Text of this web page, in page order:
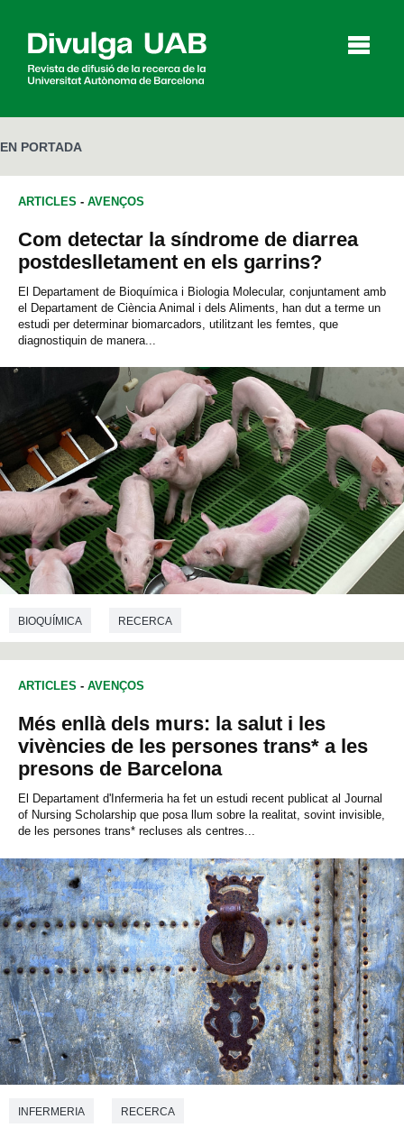
English
CERCAR
EN PORTADA
ARTICLES - AVENÇOS
Com detectar la síndrome de diarrea
postdeslletament en els garrins?
El Departament de Bioquímica i Biologia Molecular, conjuntament amb
el Departament de Ciència Animal i dels Aliments, han dut a terme un
estudi per determinar biomarcadors, utilitzant les femtes, que
diagnostiquin de manera...
BIOQUÍMICA RECERCA
ARTICLES - AVENÇOS
Més enllà dels murs: la salut i les
vivències de les persones trans* a les
presons de Barcelona
El Departament d'Infermeria ha fet un estudi recent publicat al Journal
of Nursing Scholarship que posa llum sobre la realitat, sovint invisible,
de les persones trans* recluses als centres...
INFERMERIA RECERCA